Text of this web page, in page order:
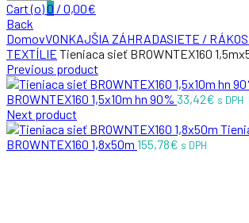
Cart (o)0 / 0,00€
Back
DomovVONKAJŠIA ZÁHRADASIETE /
TEXTÍLIE Tieniaca sieť BROWNTEX160
Previous product
BROWNTEX160 1,5x10m hn 90% 33,42€ s DPH
Next product
BROWNTEX160 1,8x50m 155,78€ s DPH